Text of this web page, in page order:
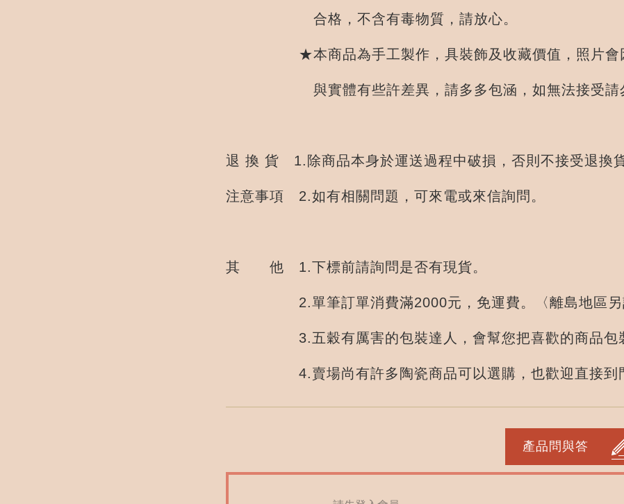
合格，不含有毒物質，請放心。
★本商品為手工製作，具裝飾及收藏價值，照片會因
與實體有些許差異，請多多包涵，如無法接受請勿
退 換 貨 1.除商品本身於運送過程中破損，否則不接受退換貨
注意事項 2.如有相關問題，可來電或來信詢問。
其 他 1.下標前請詢問是否有現貨。
2.單筆訂單消費滿2000元，免運費。〈離島地區另
3.五穀有厲害的包裝達人，會幫您把喜歡的商品包裝
4.賣場尚有許多陶瓷商品可以選購，也歡迎直接到門
產品問與答